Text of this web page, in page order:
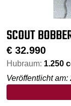
SCOUT
€32.990
Hubraum: 1.250
Veröffentlicht am: